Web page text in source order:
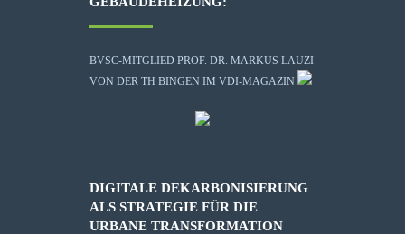
BVSC-MITGLIED PROF. DR. MARKUS LAUZI
VON DER TH BINGEN IM VDI-MAGAZIN
DIGITALE DEKARBONISIERUNG
ALS STRATEGIE FÜR DIE
URBANE TRANSFORMATION